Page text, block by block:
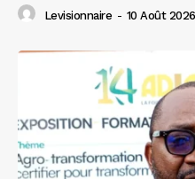
Levisionnaire - 10 Août 2026